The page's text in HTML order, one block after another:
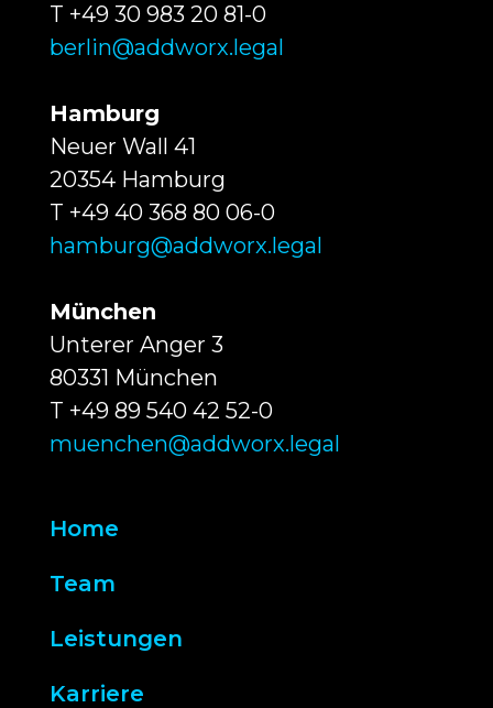
T +49 30 983 20 81-0
berlin@addworx.legal
Hamburg
Neuer Wall 41
20354 Hamburg
T +49 40 368 80 06-0
hamburg@addworx.legal
München
Unterer Anger 3
80331 München
T +49 89 540 42 52-0
muenchen@addworx.legal
Home
Team
Leistungen
Karriere